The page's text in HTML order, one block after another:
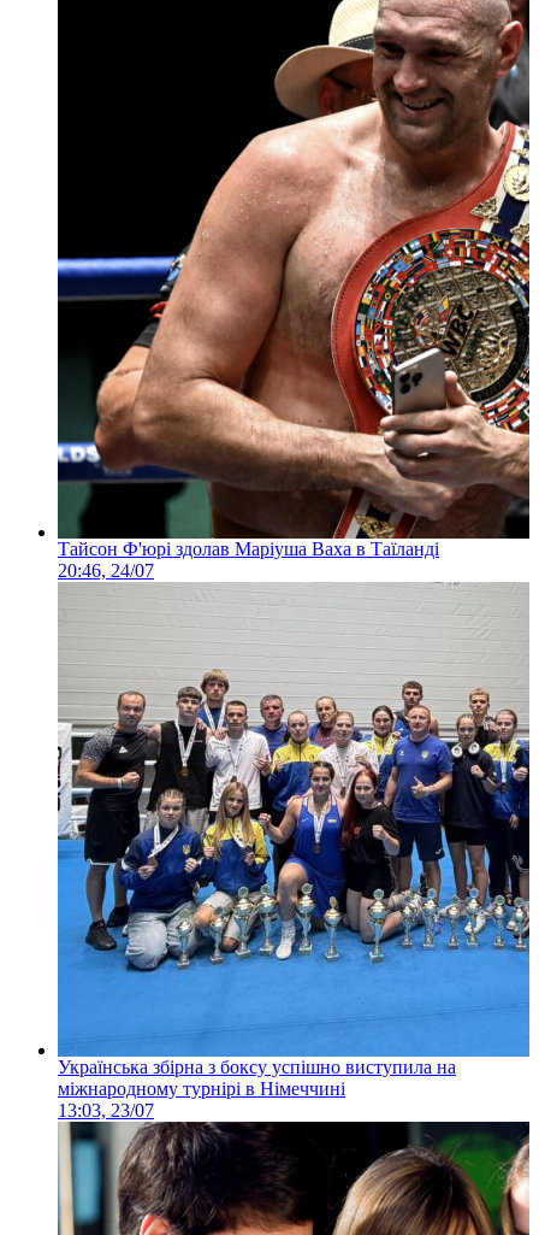
Тайсон Ф'юрі здолав Маріуша Ваха в Таїланді
20:46, 24/07
Українська збірна з боксу успішно виступила на
міжнародному турнірі в Німеччині
13:03, 23/07